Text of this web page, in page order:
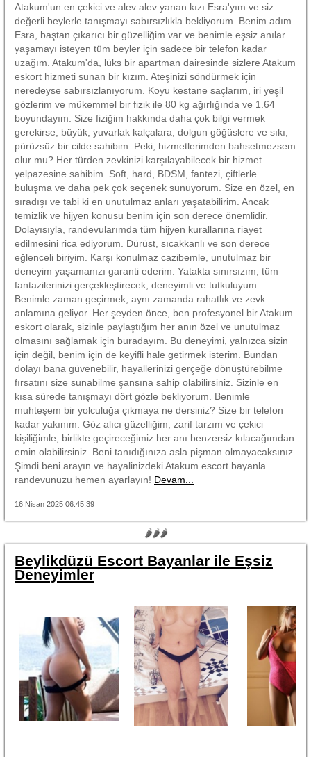
Atakum'un en çekici ve alev alev yanan kızı Esra'yım ve siz
değerli beylerle tanışmayı sabırsızlıkla bekliyorum. Benim adım
Esra, baştan çıkarıcı bir güzelliğim var ve benimle eşsiz anılar
yaşamayı isteyen tüm beyler için sadece bir telefon kadar
uzağım. Atakum'da, lüks bir apartman dairesinde sizlere Atakum
eskort hizmeti sunan bir kızım. Ateşinizi söndürmek için
neredeyse sabırsızlanıyorum. Koyu kestane saçlarım, iri yeşil
gözlerim ve mükemmel bir fizik ile 80 kg ağırlığında ve 1.64
boyundayım. Size fiziğim hakkında daha çok bilgi vermek
gerekirse; büyük, yuvarlak kalçalara, dolgun göğüslere ve sıkı,
pürüzsüz bir cilde sahibim. Peki, hizmetlerimden bahsetmezsem
olur mu? Her türden zevkinizi karşılayabilecek bir hizmet
yelpazesine sahibim. Soft, hard, BDSM, fantezi, çiftlerle
buluşma ve daha pek çok seçenek sunuyorum. Size en özel, en
sıradışı ve tabi ki en unutulmaz anları yaşatabilirim. Ancak
temizlik ve hijyen konusu benim için son derece önemlidir.
Dolayısıyla, randevularımda tüm hijyen kurallarına riayet
edilmesini rica ediyorum. Dürüst, sıcakkanlı ve son derece
eğlenceli biriyim. Karşı konulmaz cazibemle, unutulmaz bir
deneyim yaşamanızı garanti ederim. Yatakta sınırsızım, tüm
fantazilerinizi gerçekleştirecek, deneyimli ve tutkuluyum.
Benimle zaman geçirmek, aynı zamanda rahatlık ve zevk
anlamına geliyor. Her şeyden önce, ben profesyonel bir Atakum
eskort olarak, sizinle paylaştığım her anın özel ve unutulmaz
olmasını sağlamak için buradayım. Bu deneyimi, yalnızca sizin
için değil, benim için de keyifli hale getirmek isterim. Bundan
dolayı bana güvenebilir, hayallerinizi gerçeğe dönüştürebilme
fırsatını size sunabilme şansına sahip olabilirsiniz. Sizinle en
kısa sürede tanışmayı dört gözle bekliyorum. Benimle
muhteşem bir yolculuğa çıkmaya ne dersiniz? Size bir telefon
kadar yakınım. Göz alıcı güzelliğim, zarif tarzım ve çekici
kişiliğimle, birlikte geçireceğimiz her anı benzersiz kılacağımdan
emin olabilirsiniz. Beni tanıdığınıza asla pişman olmayacaksınız.
Şimdi beni arayın ve hayalinizdeki Atakum escort bayanla
randevunuzu hemen ayarlayın! Devam...
16 Nisan 2025 06:45:39
🌶🌶🌶
Beylikdüzü Escort Bayanlar ile Eşsiz
Deneyimler